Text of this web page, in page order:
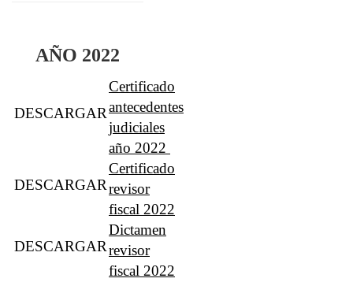
AÑO 2022
DESCARGAR
Certificado
antecedentes
judiciales
año 2022
DESCARGAR
Certificado
revisor
fiscal 2022
DESCARGAR
Dictamen
revisor
fiscal 2022